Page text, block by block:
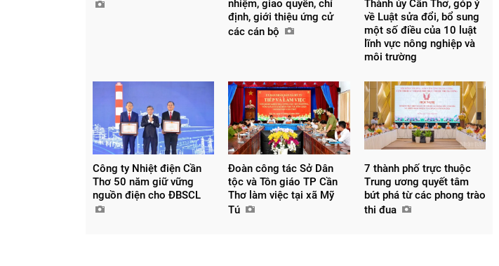
nhiệm, giao quyền, chỉ
định, giới thiệu ứng cử
các cán bộ
Thành ủy Cần Thơ, góp ý
về Luật sửa đổi, bổ sung
một số điều của 10 luật
lĩnh vực nông nghiệp và
môi trường
Công ty Nhiệt điện Cần
Thơ 50 năm giữ vững
nguồn điện cho ĐBSCL
Đoàn công tác Sở Dân
tộc và Tôn giáo TP Cần
Thơ làm việc tại xã Mỹ
Tú
7 thành phố trực thuộc
Trung ương quyết tâm
bứt phá từ các phong trào
thi đua